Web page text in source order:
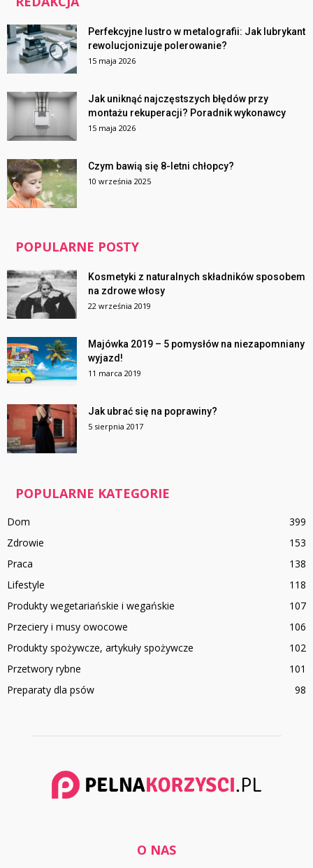
Perfekcyjne lustro w metalografii: Jak lubrykant
rewolucjonizuje polerowanie?
15 maja 2026
Jak uniknąć najczęstszych błędów przy
montażu rekuperacji? Poradnik wykonawcy
15 maja 2026
Czym bawią się 8-letni chłopcy?
10 września 2025
POPULARNE POSTY
Kosmetyki z naturalnych składników sposobem
na zdrowe włosy
22 września 2019
Majówka 2019 – 5 pomysłów na niezapomniany
wyjazd!
11 marca 2019
Jak ubrać się na poprawiny?
5 sierpnia 2017
POPULARNE KATEGORIE
Dom
399
Zdrowie
153
Praca
138
Lifestyle
118
Produkty wegetariańskie i wegańskie
107
Przeciery i musy owocowe
106
Produkty spożywcze, artykuły spożywcze
102
Przetwory rybne
101
Preparaty dla psów
98
O NAS